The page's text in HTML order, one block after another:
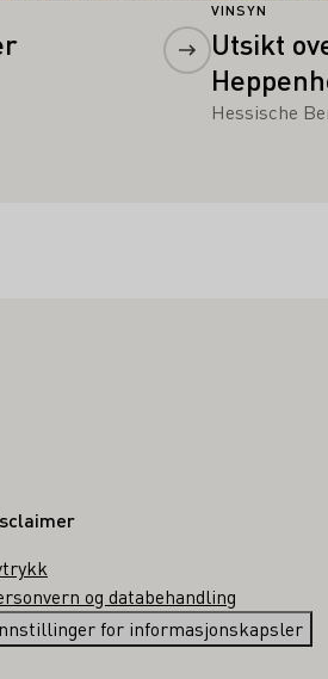
VINSYN
Utsikt
Hessische
og databehandling
for informasjonskapsler